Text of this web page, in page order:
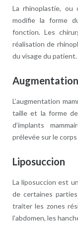
La rhinoplastie, ou
modifie la forme
fonction. Les
réalisation de
du visage du patient.
L’augmentation
taille et la forme
d’implants
prélevée sur le
Liposuccion
La liposuccion est
de certaines
traiter les zones
l’abdomen, les